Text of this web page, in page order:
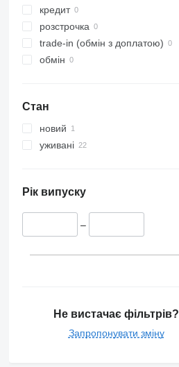
кредит
розстрочка
trade-in (обмін з доплатою)
обмін
Стан
новий
уживані
Рік випуску
–
Не вистачає фільтрів?
Запропонувати зміну